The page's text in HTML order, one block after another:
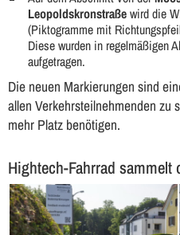
Leopoldskronstraßewird die
(Piktogramme mit
Diese wurden in regelmäßigen
aufgetragen.
Die neuen Markierungen sind
allen Verkehrsteilnehmenden zu
mehr Platz benötigen.
Hightech-Fahrrad